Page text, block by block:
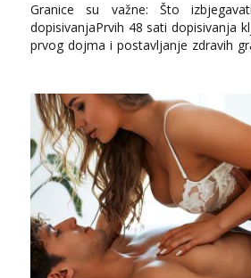
Granice su važne: Što
dopisivanjaPrvih 48 sati dopisivanja
prvog dojma i postavljanje zdravih
Važno je izbjeći prebrzo
informacija, jer nepoznata osoba
povjerenje. Takođe...